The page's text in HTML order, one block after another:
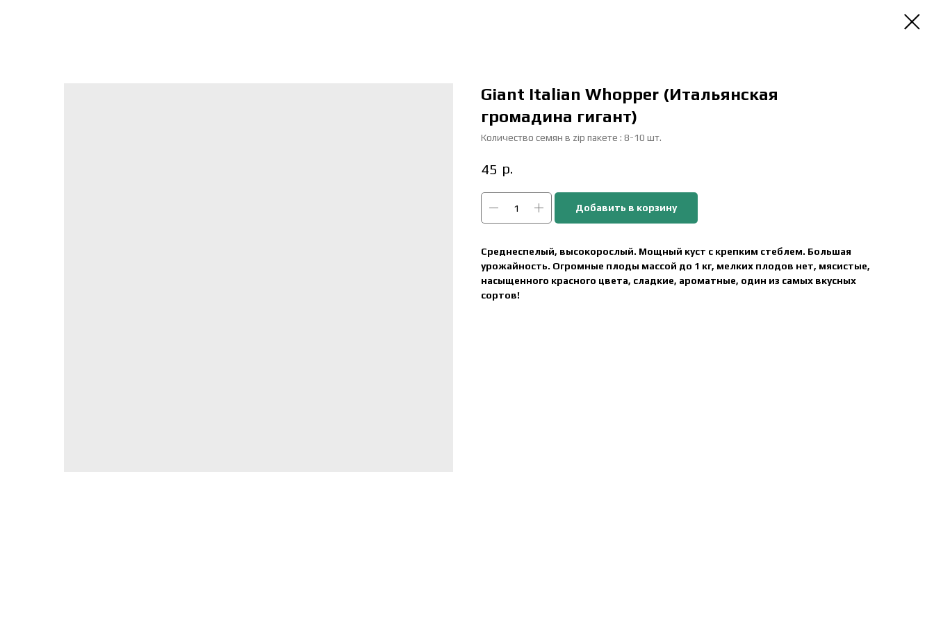
Giant Italian Whopper (Итальянская
громадина гигант)
Количество семян в zip пакете : 8-10 шт.
45 р.
Добавить в корзину
Среднеспелый, высокорослый. Мощный куст с крепким стеблем. Большая
урожайность. Огромные плоды массой до 1 кг, мелких плодов нет, мясистые,
насыщенного красного цвета, сладкие, ароматные, один из самых вкусных
сортов!